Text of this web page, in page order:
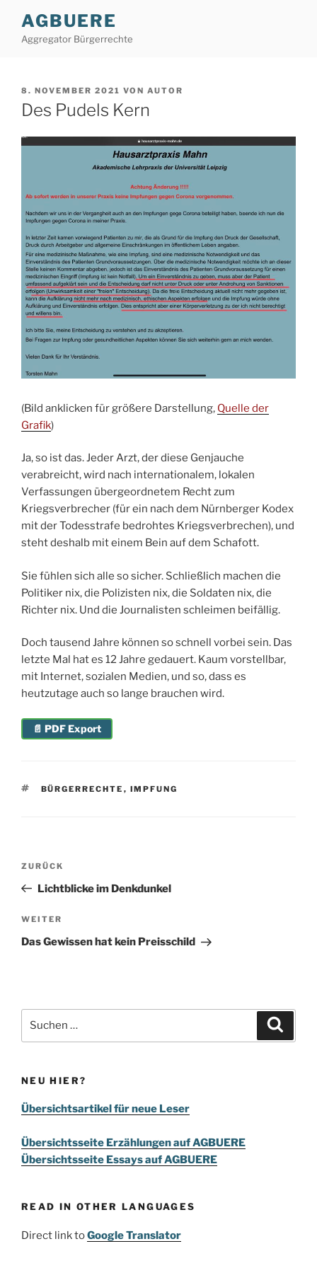
Inhalt
springen
AGBUERE
Aggregator Bürgerrechte
VERÖFFENTLICHT
AM
8. NOVEMBER 2021 VON AUTOR
Des Pudels Kern
(Bild anklicken für größere Darstellung, Quelle der
Grafik)
Ja, so ist das. Jeder Arzt, der diese Genjauche
verabreicht, wird nach internationalem, lokalen
Verfassungen übergeordnetem Recht zum
Kriegsverbrecher (für ein nach dem Nürnberger Kodex
mit der Todesstrafe bedrohtes Kriegsverbrechen), und
steht deshalb mit einem Bein auf dem Schafott.
Sie fühlen sich alle so sicher. Schließlich machen die
Politiker nix, die Polizisten nix, die Soldaten nix, die
Richter nix. Und die Journalisten schleimen beifällig.
Doch tausend Jahre können so schnell vorbei sein. Das
letzte Mal hat es 12 Jahre gedauert. Kaum vorstellbar,
mit Internet, sozialen Medien, und so, dass es
heutzutage auch so lange brauchen wird.
📄 PDF Export
SCHLAGWÖRTER
BÜRGERRECHTE , IMPFUNG
Beitragsnavigation
Vorheriger
Beitrag
ZURÜCK
Lichtblicke im Denkdunkel
Nächster
Beitrag
WEITER
Das Gewissen hat kein Preisschild
nach:
NEU HIER?
Übersichtsartikel für neue Leser
Übersichtsseite Erzählungen auf AGBUERE
Übersichtsseite Essays auf AGBUERE
READ IN OTHER LANGUAGES
Direct link toGoogle Translator